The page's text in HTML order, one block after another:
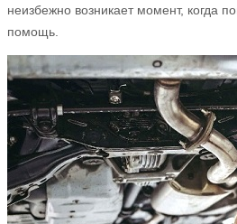
неизбежно возникает момент, когда
помощь.